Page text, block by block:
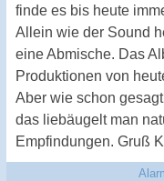
finde es bis heute
Allein wie der Sound
eine Abmische. Das
Produktionen von
Aber wie schon
das liebäugelt man
Empfindungen. Gruß